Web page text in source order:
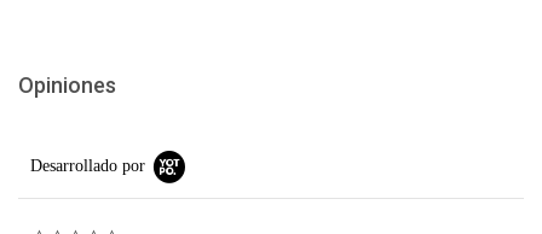
Opiniones
Desarrollado por